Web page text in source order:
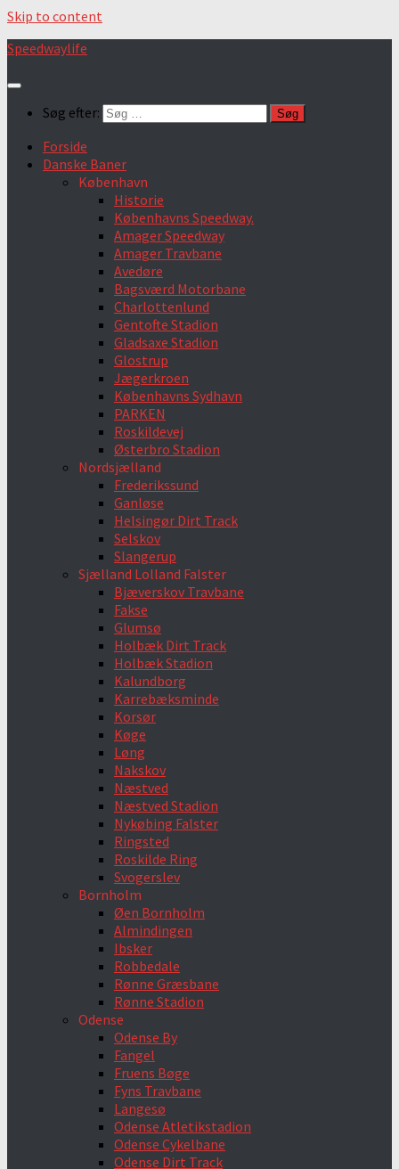
Skip to content
Speedwaylife
Søg efter:
Forside
Danske Baner
København
Historie
Københavns Speedway.
Amager Speedway
Amager Travbane
Avedøre
Bagsværd Motorbane
Charlottenlund
Gentofte Stadion
Gladsaxe Stadion
Glostrup
Jægerkroen
Københavns Sydhavn
PARKEN
Roskildevej
Østerbro Stadion
Nordsjælland
Frederikssund
Ganløse
Helsingør Dirt Track
Selskov
Slangerup
Sjælland Lolland Falster
Bjæverskov Travbane
Fakse
Glumsø
Holbæk Dirt Track
Holbæk Stadion
Kalundborg
Karrebæksminde
Korsør
Køge
Løng
Nakskov
Næstved
Næstved Stadion
Nykøbing Falster
Ringsted
Roskilde Ring
Svogerslev
Bornholm
Øen Bornholm
Almindingen
Ibsker
Robbedale
Rønne Græsbane
Rønne Stadion
Odense
Odense By
Fangel
Fruens Bøge
Fyns Travbane
Langesø
Odense Atletikstadion
Odense Cykelbane
Odense Dirt Track